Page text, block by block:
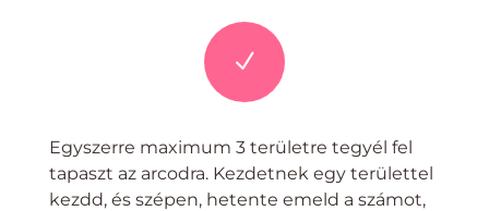
N
Egyszerre maximum 3 területre tegyél fel
tapaszt az arcodra. Kezdetnek egy területtel
kezdd, és szépen, hetente emeld a számot,